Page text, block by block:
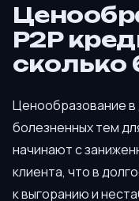
P2P
сколько
Ценообразование
болезненных тем
начинают с
клиента, что в
к выгоранию и